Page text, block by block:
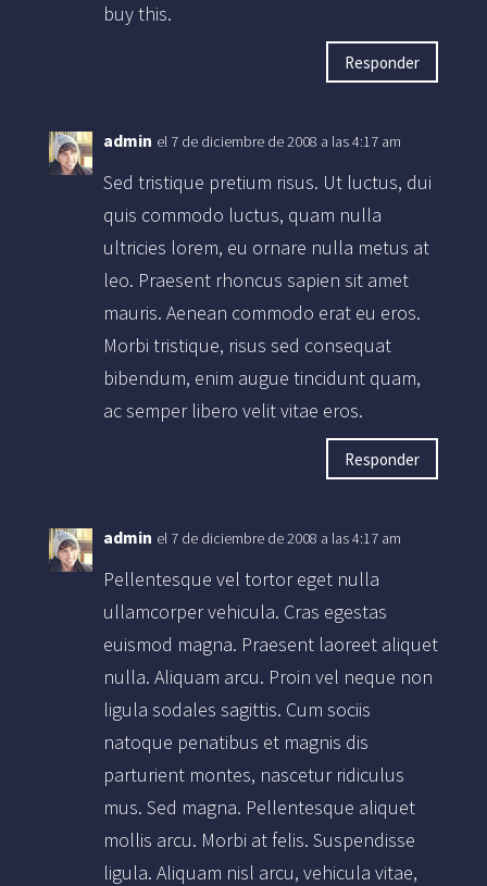
buy this.
Responder
admin el 7 de diciembre de 2008 a las 4:17 am
Sed tristique pretium risus. Ut luctus, dui
quis commodo luctus, quam nulla
ultricies lorem, eu ornare nulla metus at
leo. Praesent rhoncus sapien sit amet
mauris. Aenean commodo erat eu eros.
Morbi tristique, risus sed consequat
bibendum, enim augue tincidunt quam,
ac semper libero velit vitae eros.
Responder
admin el 7 de diciembre de 2008 a las 4:17 am
Pellentesque vel tortor eget nulla
ullamcorper vehicula. Cras egestas
euismod magna. Praesent laoreet aliquet
nulla. Aliquam arcu. Proin vel neque non
ligula sodales sagittis. Cum sociis
natoque penatibus et magnis dis
parturient montes, nascetur ridiculus
mus. Sed magna. Pellentesque aliquet
mollis arcu. Morbi at felis. Suspendisse
ligula. Aliquam nisl arcu, vehicula vitae,